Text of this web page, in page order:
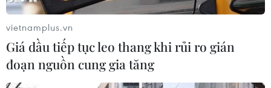
vietnamplus.vn
Giá dầu tiếp tục leo thang khi rủi ro gián
đoạn nguồn cung gia tăng